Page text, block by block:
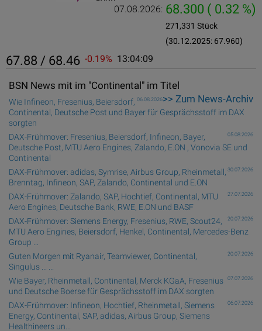
07.08.2026: 68.300 ( 0.32 %)
271,331 Stück
(30.12.2025: 67.960)
67.88 / 68.46 -0.19% 13:04:09
BSN News mit im "Continental" im Titel
>> Zum News-Archiv
06.08.2026
Wie Infineon, Fresenius, Beiersdorf,
Continental, Deutsche Post und Bayer für Gesprächsstoff im DAX
sorgten
05.08.2026
DAX-Frühmover: Fresenius, Beiersdorf, Infineon, Bayer,
Deutsche Post, MTU Aero Engines, Zalando, E.ON , Vonovia SE und
Continental
30.07.2026
DAX-Frühmover: adidas, Symrise, Airbus Group, Rheinmetall,
Brenntag, Infineon, SAP, Zalando, Continental und E.ON
27.07.2026
DAX-Frühmover: Zalando, SAP, Hochtief, Continental, MTU
Aero Engines, Deutsche Bank, RWE, E.ON und BASF
20.07.2026
DAX-Frühmover: Siemens Energy, Fresenius, RWE, Scout24,
MTU Aero Engines, Beiersdorf, Henkel, Continental, Mercedes-Benz
Group ...
20.07.2026
Guten Morgen mit Ryanair, Teamviewer, Continental,
Singulus ... ...
07.07.2026
Wie Bayer, Rheinmetall, Continental, Merck KGaA, Fresenius
und Deutsche Boerse für Gesprächsstoff im DAX sorgten
06.07.2026
DAX-Frühmover: Infineon, Hochtief, Rheinmetall, Siemens
Energy, Continental, SAP, adidas, Airbus Group, Siemens
Healthineers un...